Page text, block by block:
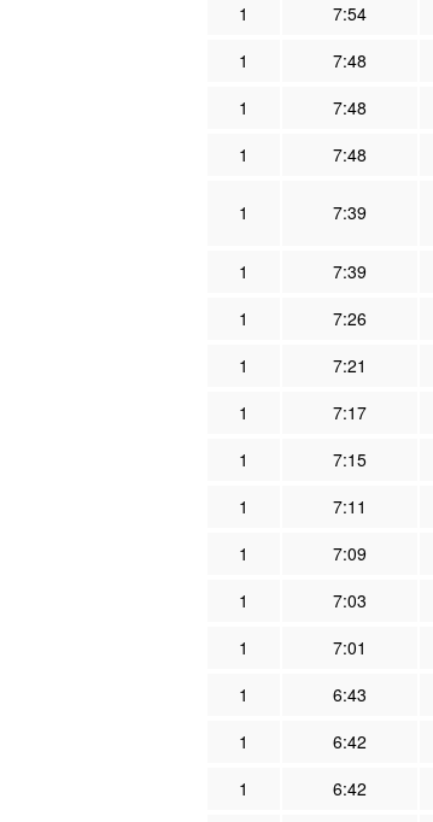
1
7:54
1
7:48
1
7:48
1
7:48
1 7:39
1
7:39
1
7:26
1
7:21
1
7:17
1
7:15
1
7:11
1
7:09
1
7:03
1
7:01
1
6:43
1
6:42
1
6:42